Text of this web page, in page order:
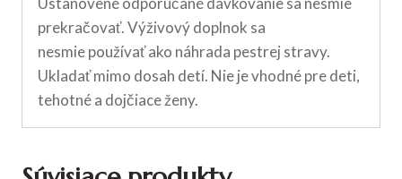
prekračovať. Výživový doplnok sa
nesmie používať ako náhrada pestrej stravy.
Ukladať mimo dosah detí. Nie je vhodné pre deti,
tehotné a dojčiace ženy.